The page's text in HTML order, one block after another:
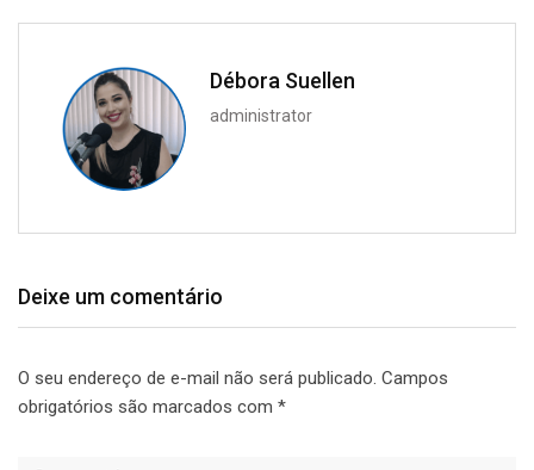
Débora Suellen
administrator
Deixe um comentário
O seu endereço de e-mail não será publicado. Campos
obrigatórios são marcados com *